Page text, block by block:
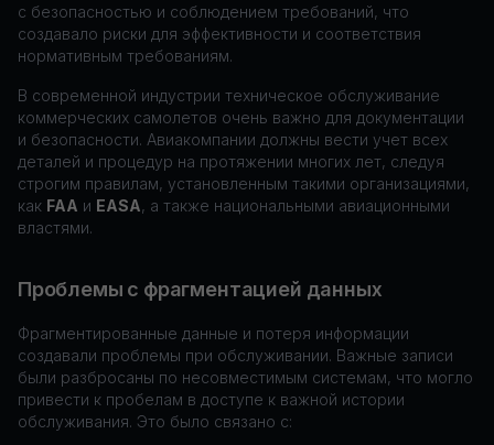
с безопасностью и соблюдением требований, что
создавало риски для эффективности и соответствия
нормативным требованиям.
В современной индустрии техническое обслуживание
коммерческих самолетов очень важно для документации
и безопасности. Авиакомпании должны вести учет всех
деталей и процедур на протяжении многих лет, следуя
строгим правилам, установленным такими организациями,
как FAA и EASA, а также национальными авиационными
властями.
Проблемы с фрагментацией данных
Фрагментированные данные и потеря информации
создавали проблемы при обслуживании. Важные записи
были разбросаны по несовместимым системам, что могло
привести к пробелам в доступе к важной истории
обслуживания. Это было связано с: